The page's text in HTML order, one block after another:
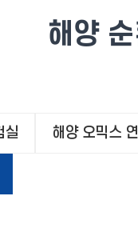
해양
실 해양 오믹스